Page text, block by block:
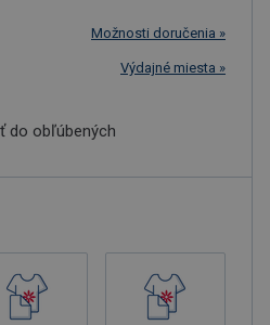
Možnosti doručenia »
Výdajné miesta »
do obľúbených